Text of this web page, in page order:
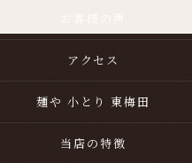
アクセス
麺や 小とり 東梅田
当店の特徴